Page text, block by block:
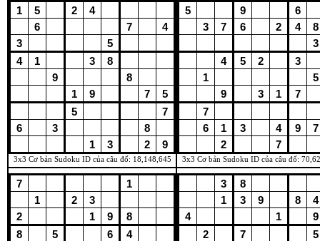
3x3 Cơ bản Sudoku ID của câu đố: 18,148,645 3x3 Cơ bản Sudoku ID của câu đố: